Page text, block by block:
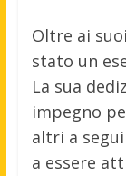
Oltre ai
stato un
La sua
impegno
altri a
a essere